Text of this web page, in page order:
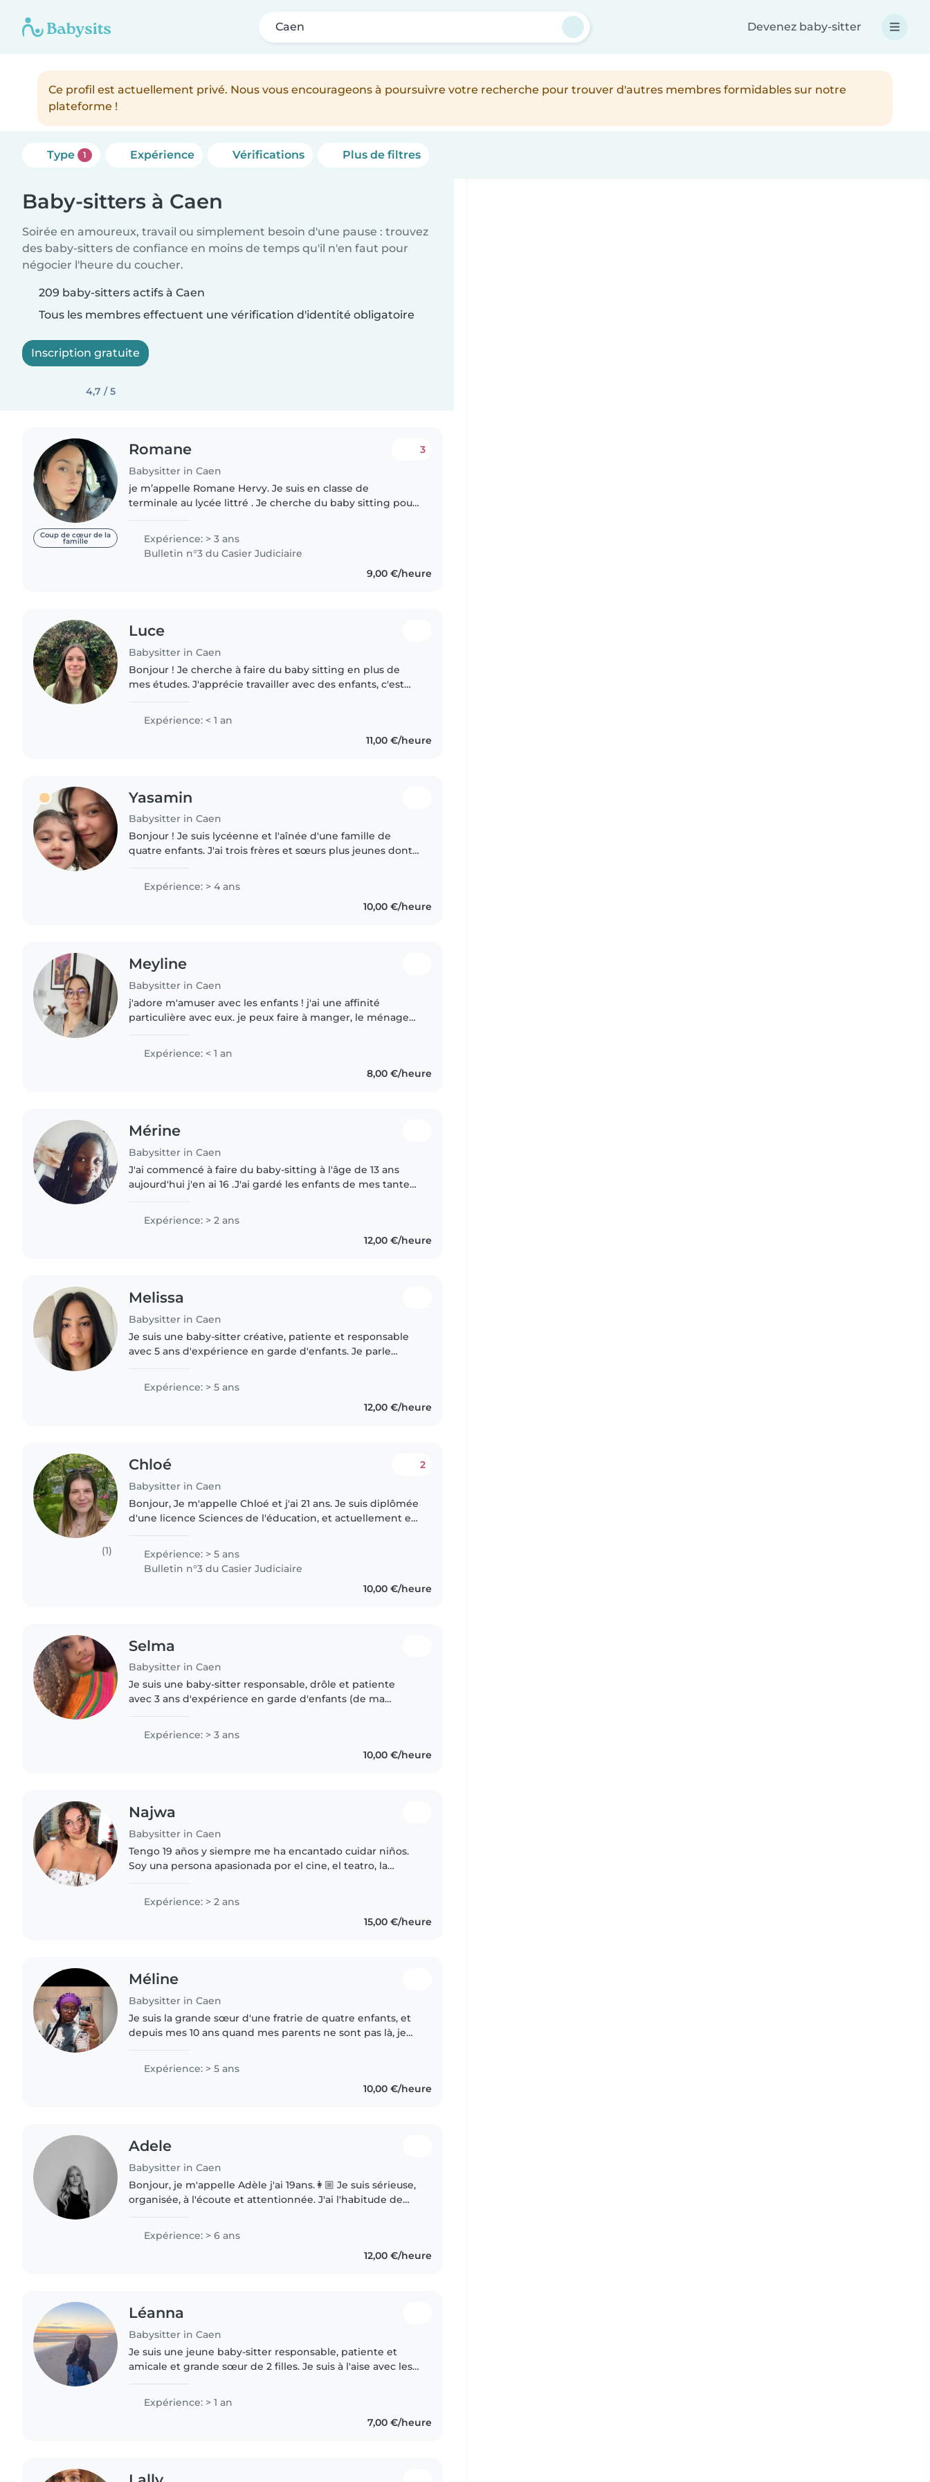
Caen Devenez baby-sitter
Ce profil est actuellement privé. Nous vous encourageons à poursuivre votre recherche pour trouver d'autres membres formidables sur notre
plateforme !
Type 1 Expérience Vérifications Plus de filtres
Baby-sitters à Caen
Soirée en amoureux, travail ou simplement besoin d'une pause : trouvez
des baby-sitters de confiance en moins de temps qu'il n'en faut pour
négocier l'heure du coucher.
209 baby-sitters actifs à Caen
Tous les membres effectuent une vérification d'identité obligatoire
Inscription gratuite
4,7 / 5
Coup de cœur de la
famille
Romane
Babysitter in Caen
3
je m’appelle Romane Hervy. Je suis en classe de
terminale au lycée littré . Je cherche du baby sitting pour
frères et fait aussi..
Expérience: > 3 ans
Bulletin n°3 du Casier Judiciaire
9,00 €/heure
Luce
Babysitter in Caen
Bonjour ! Je cherche à faire du baby sitting en plus de
mes études. J'apprécie travailler avec des enfants, c'est
Expérience: < 1 an
11,00 €/heure
Yasamin
Babysitter in Caen
Bonjour ! Je suis lycéenne et l'aînée d'une famille de
quatre enfants. J'ai trois frères et sœurs plus jeunes dont
permis d'acquérir..
Expérience: > 4 ans
10,00 €/heure
Meyline
Babysitter in Caen
j'adore m'amuser avec les enfants ! j'ai une affinité
particulière avec eux. je peux faire à manger, le ménage
faire des..
Expérience: < 1 an
8,00 €/heure
Mérine
Babysitter in Caen
J'ai commencé à faire du baby-sitting à l'âge de 13 ans
aujourd'hui j'en ai 16 .J'ai gardé les enfants de mes tantes,
Pendant..
Expérience: > 2 ans
12,00 €/heure
Melissa
Babysitter in Caen
Je suis une baby-sitter créative, patiente et responsable
avec 5 ans d'expérience en garde d'enfants. Je parle
certification en premiers..
Expérience: > 5 ans
12,00 €/heure
(1)
Chloé
Babysitter in Caen
2
Bonjour, Je m'appelle Chloé et j'ai 21 ans. Je suis diplômée
d'une licence Sciences de l'éducation, et actuellement en
Expérience: > 5 ans
Bulletin n°3 du Casier Judiciaire
10,00 €/heure
Selma
Babysitter in Caen
Je suis une baby-sitter responsable, drôle et patiente
avec 3 ans d'expérience en garde d'enfants (de ma
préscolaire et..
Expérience: > 3 ans
10,00 €/heure
Najwa
Babysitter in Caen
Tengo 19 años y siempre me ha encantado cuidar niños.
Soy una persona apasionada por el cine, el teatro, la
gusta cocinar y..
Expérience: > 2 ans
15,00 €/heure
Méline
Babysitter in Caen
Je suis la grande sœur d'une fratrie de quatre enfants, et
depuis mes 10 ans quand mes parents ne sont pas là, je
attentionné, Je fais..
Expérience: > 5 ans
10,00 €/heure
Adele
Babysitter in Caen
Bonjour, je m'appelle Adèle j'ai 19ans.👩🏼 Je suis sérieuse,
organisée, à l'écoute et attentionnée. J'ai l'habitude de
semaines..
Expérience: > 6 ans
12,00 €/heure
Léanna
Babysitter in Caen
Je suis une jeune baby-sitter responsable, patiente et
amicale et grande sœur de 2 filles. Je suis à l'aise avec les
Expérience: > 1 an
7,00 €/heure